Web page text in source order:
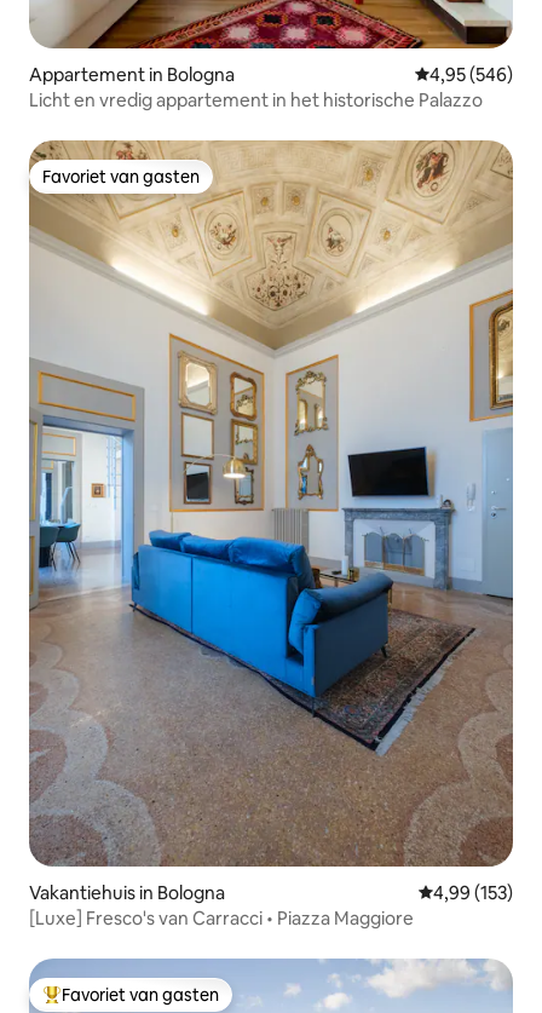
Appartement in Bologna Gemiddelde
4,95 (546)
Licht en vredig appartement in het historische Palazzo
Favoriet van gasten
Favoriet van gasten
Vakantiehuis in Bologna Gemiddelde
4,99 (153)
[Luxe] Fresco's van Carracci • Piazza Maggiore
Topfavoriet van gasten
Favoriet van gasten